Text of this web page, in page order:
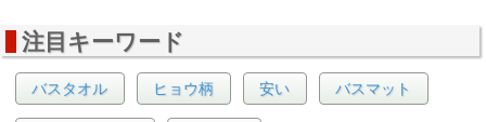
注目キーワード
バスタオル ヒョウ柄 安い バスマット